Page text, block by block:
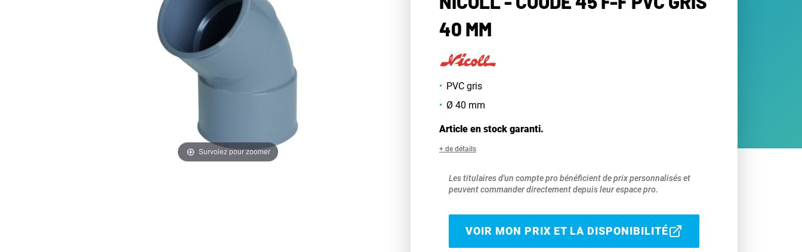
Survolez pour zoomer
40 MM
PVC gris
Ø 40 mm
Article en stock garanti.
+ de détails
Les titulaires d'un compte pro bénéficient de prix personnalisés et
peuvent commander directement depuis leur espace pro.
VOIR MON PRIX ET LA DISPONIBILITÉ